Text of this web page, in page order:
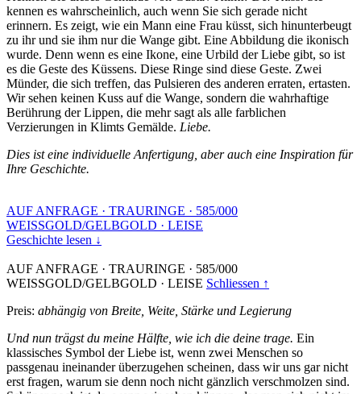
kennen es wahrscheinlich, auch wenn Sie sich gerade nicht
erinnern. Es zeigt, wie ein Mann eine Frau küsst, sich hinunterbeugt
zu ihr und sie ihm nur die Wange gibt. Eine Abbildung die ikonisch
wurde. Denn wenn es eine Ikone, eine Urbild der Liebe gibt, so ist
es die Geste des Küssens. Diese Ringe sind diese Geste. Zwei
Münder, die sich treffen, das Pulsieren des anderen erraten, ertasten.
Wir sehen keinen Kuss auf die Wange, sondern die wahrhaftige
Berührung der Lippen, die mehr sagt als alle farblichen
Verzierungen in Klimts Gemälde. Liebe.
Dies ist eine individuelle Anfertigung, aber auch eine Inspiration für
Ihre Geschichte.
AUF ANFRAGE · TRAURINGE · 585/000
WEISSGOLD/GELBGOLD · LEISE
Geschichte lesen ↓
AUF ANFRAGE · TRAURINGE · 585/000
WEISSGOLD/GELBGOLD · LEISE Schliessen ↑
Preis: abhängig von Breite, Weite, Stärke und Legierung
Und nun trägst du meine Hälfte, wie ich die deine trage. Ein
klassisches Symbol der Liebe ist, wenn zwei Menschen so
passgenau ineinander überzugehen scheinen, dass wir uns gar nicht
erst fragen, warum sie denn noch nicht gänzlich verschmolzen sind.